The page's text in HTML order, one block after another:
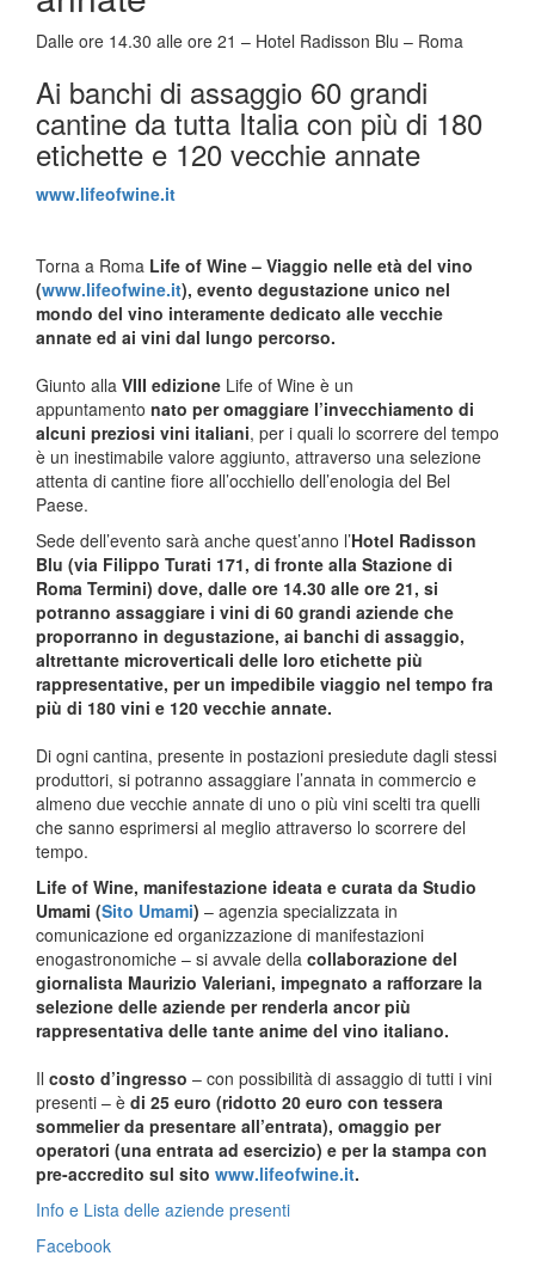
Dalle ore 14.30 alle ore 21 – Hotel Radisson Blu – Roma
Ai banchi di assaggio 60 grandi
cantine da tutta Italia con più di 180
etichette e 120 vecchie annate
www.lifeofwine.it
Torna a Roma Life of Wine – Viaggio nelle età del vino
(www.lifeofwine.it), evento degustazione unico nel
mondo del vino interamente dedicato alle vecchie
annate ed ai vini dal lungo percorso.
Giunto alla VIII edizione Life of Wine è un
appuntamento nato per omaggiare l’invecchiamento di
alcuni preziosi vini italiani, per i quali lo scorrere del tempo
è un inestimabile valore aggiunto, attraverso una selezione
attenta di cantine fiore all’occhiello dell’enologia del Bel
Paese.
Sede dell’evento sarà anche quest’anno l’Hotel Radisson
Blu (via Filippo Turati 171, di fronte alla Stazione di
Roma Termini) dove, dalle ore 14.30 alle ore 21, si
potranno assaggiare i vini di 60 grandi aziende che
proporranno in degustazione, ai banchi di assaggio,
altrettante microverticali delle loro etichette più
rappresentative, per un impedibile viaggio nel tempo fra
più di 180 vini e 120 vecchie annate.
Di ogni cantina, presente in postazioni presiedute dagli stessi
produttori, si potranno assaggiare l’annata in commercio e
almeno due vecchie annate di uno o più vini scelti tra quelli
che sanno esprimersi al meglio attraverso lo scorrere del
tempo.
Life of Wine, manifestazione ideata e curata da Studio
Umami (Sito Umami) – agenzia specializzata in
comunicazione ed organizzazione di manifestazioni
enogastronomiche – si avvale della collaborazione del
giornalista Maurizio Valeriani, impegnato a rafforzare la
selezione delle aziende per renderla ancor più
rappresentativa delle tante anime del vino italiano.
Il costo d’ingresso – con possibilità di assaggio di tutti i vini
presenti – è di 25 euro (ridotto 20 euro con tessera
sommelier da presentare all’entrata), omaggio per
operatori (una entrata ad esercizio) e per la stampa con
pre-accredito sul sito www.lifeofwine.it.
Info e Lista delle aziende presenti
Facebook